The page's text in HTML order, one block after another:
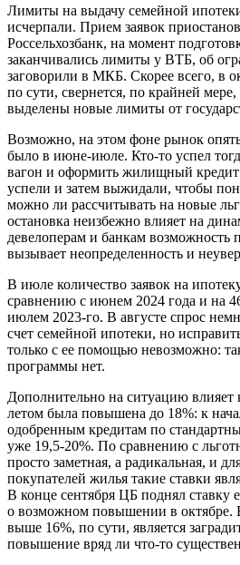
Лимиты на выдачу семейной
исчерпали. Прием заявок
Россельхозбанк, на момент
заканчивались лимиты у ВТБ, об
заговорили в МКБ. Скорее всего, в
по сути, свернется, по крайней
выделены новые лимиты от
Возможно, на этом фоне рынок
было в июне-июле. Кто-то успел
вагон и оформить жилищный кредит
успели и затем выжидали, чтобы
можно ли рассчитывать на новые
остановка неизбежно влияет на
девелоперам и банкам возможность
вызывает неопределенность и
В июле количество заявок на
сравнению с июнем 2024 года и на
июлем 2023-го. В августе спрос
счет семейной ипотеки, но
только с ее помощью невозможно:
программы нет.
Дополнительно на ситуацию влияет
летом была повышена до 18%: к
одобренным кредитам по
уже 19,5-20%. По сравнению с
просто заметная, а радикальная, и
покупателей жилья такие ставки
В конце сентября ЦБ поднял ставку
о возможном повышении в октябре.
выше 16%, по сути, является
повышение вряд ли что-то